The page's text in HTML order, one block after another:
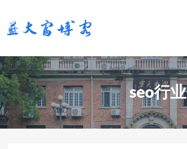
seo行业